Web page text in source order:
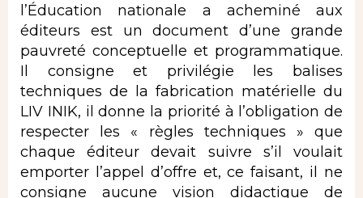
l’Éducation nationale a acheminé aux
éditeurs est un document d’une grande
pauvreté conceptuelle et programmatique.
Il consigne et privilégie les balises
techniques de la fabrication matérielle du
LIV INIK, il donne la priorité à l’obligation de
respecter les « règles techniques » que
chaque éditeur devait suivre s’il voulait
emporter l’appel d’offre et, ce faisant, il ne
consigne aucune vision didactique de